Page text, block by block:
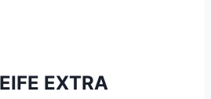
EXTRA